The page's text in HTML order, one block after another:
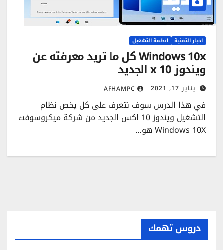
اخبار التقنية انظمة التشغيل
Windows 10x كل ما تريد معرفته عن
ويندوز 10 x الجديد
يناير 17, 2021 AFHAMPC
في هذا الدرس سوف نتعرف على كل يخص نظام
التشغيل ويندوز 10 اكس الجديد من شركة ميكروسوفت
Windows 10X هو…
دروس تهمك